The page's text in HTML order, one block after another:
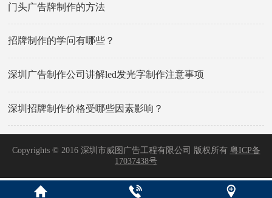
门头广告牌制作的方法
招牌制作的学问有哪些？
深圳广告制作公司讲解led发光字制作注意事项
深圳招牌制作价格受哪些因素影响？
Copyrights © 2016 深圳市威图广告工程有限公司 版权所有 粤ICP备
17037438号